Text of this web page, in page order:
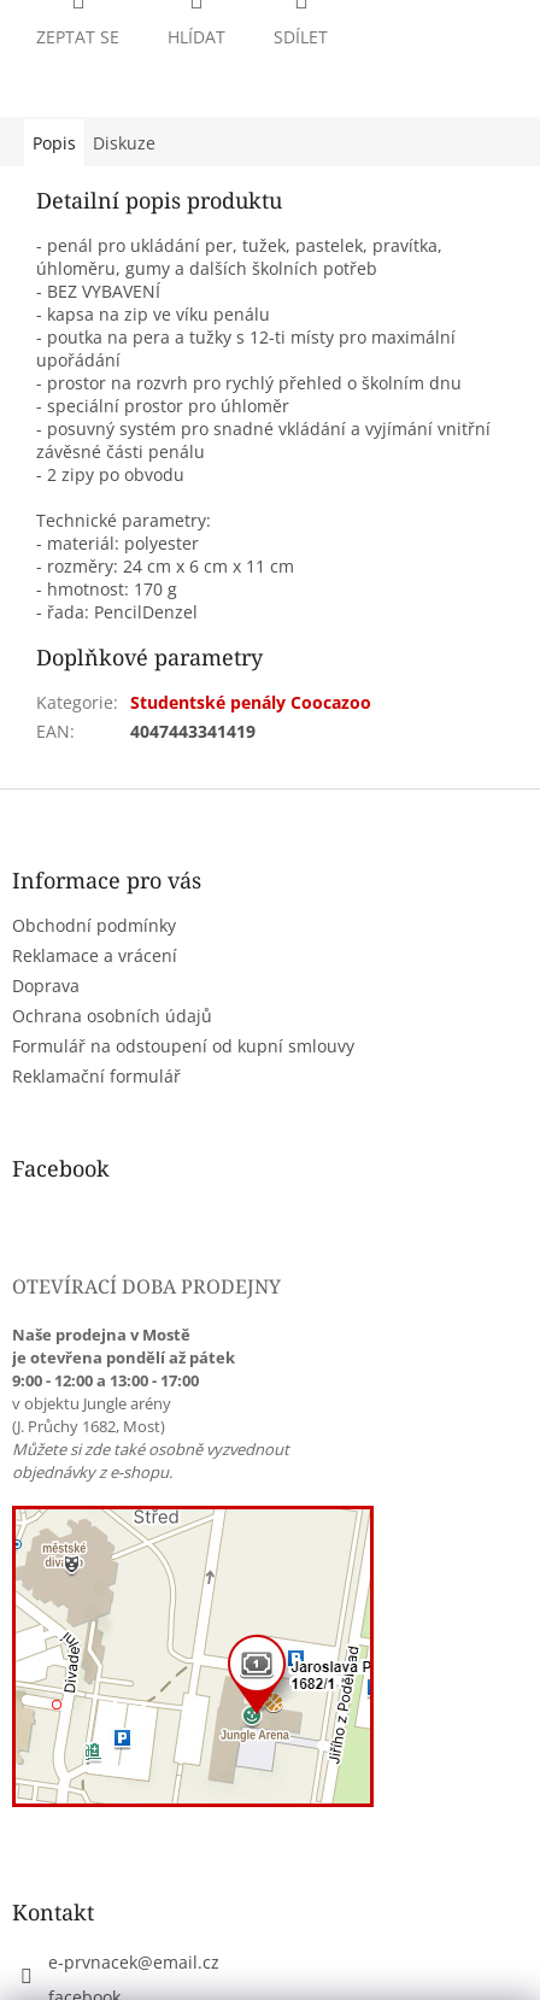
ZEPTAT SE HLÍDAT SDÍLET
Popis Diskuze
Detailní popis produktu
- penál pro ukládání per, tužek, pastelek, pravítka,
úhloměru, gumy a dalších školních potřeb
- BEZ VYBAVENÍ
- kapsa na zip ve víku penálu
- poutka na pera a tužky s 12-ti místy pro maximální
upořádání
- prostor na rozvrh pro rychlý přehled o školním dnu
- speciální prostor pro úhloměr
- posuvný systém pro snadné vkládání a vyjímání vnitřní
závěsné části penálu
- 2 zipy po obvodu
Technické parametry:
- materiál: polyester
- rozměry: 24 cm x 6 cm x 11 cm
- hmotnost: 170 g
- řada: PencilDenzel
Doplňkové parametry
Kategorie: Studentské penály Coocazoo
EAN: 4047443341419
Z
Informace pro vás
Obchodní podmínky
Reklamace a vrácení
Doprava
Ochrana osobních údajů
Formulář na odstoupení od kupní smlouvy
Reklamační formulář
Facebook
OTEVÍRACÍ DOBA PRODEJNY
Naše prodejna v Mostě
je otevřena pondělí až pátek
9:00 - 12:00 a 13:00 - 17:00
v objektu Jungle arény
(J. Průchy 1682, Most)
Můžete si zde také osobně vyzvednout
objednávky z e-shopu.
Kontakt
e-prvnacek@email.cz